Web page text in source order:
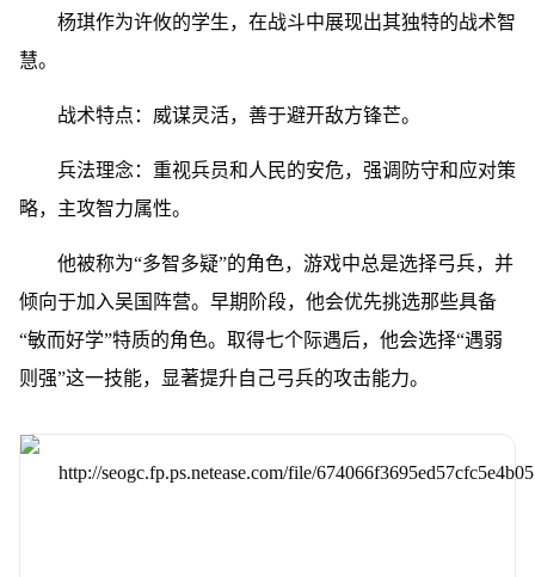
杨琪作为许攸的学生，在战斗中展现出其独特的战术智
慧。
战术特点：威谋灵活，善于避开敌方锋芒。
兵法理念：重视兵员和人民的安危，强调防守和应对策
略，主攻智力属性。
他被称为“多智多疑”的角色，游戏中总是选择弓兵，并
倾向于加入吴国阵营。早期阶段，他会优先挑选那些具备
“敏而好学”特质的角色。取得七个际遇后，他会选择“遇弱
则强”这一技能，显著提升自己弓兵的攻击能力。